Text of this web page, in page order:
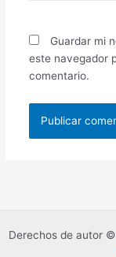
Guardar mi
este navegador
comentario.
Derechos de autor